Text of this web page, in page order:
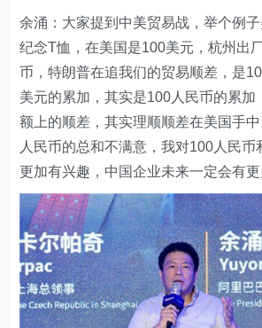
余涌：大家提到中美贸易战，举个例
纪念T恤，在美国是100美元，杭州出
币，特朗普在追我们的贸易顺差，是
美元的累加，其实是100人民币的累加
额上的顺差，其实理顺顺差在美国手
人民币的总和不满意，我对100人民币
更加有兴趣，中国企业未来一定会有更